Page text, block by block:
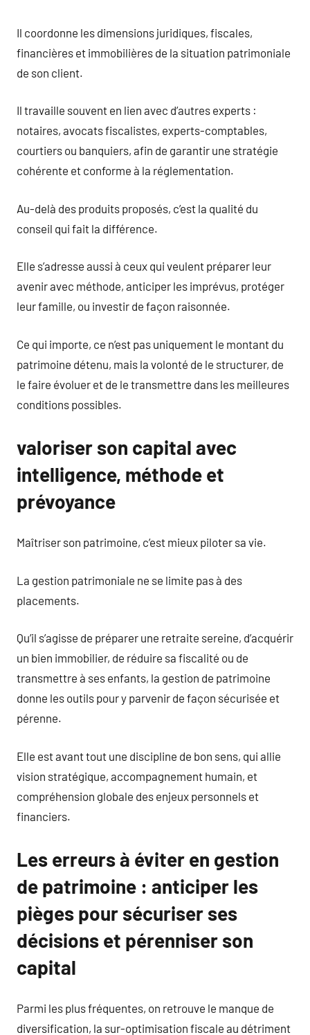
Il coordonne les dimensions juridiques, fiscales,
financières et immobilières de la situation patrimoniale
de son client.
Il travaille souvent en lien avec d’autres experts :
notaires, avocats fiscalistes, experts-comptables,
courtiers ou banquiers, afin de garantir une stratégie
cohérente et conforme à la réglementation.
Au-delà des produits proposés, c’est la qualité du
conseil qui fait la différence.
Elle s’adresse aussi à ceux qui veulent préparer leur
avenir avec méthode, anticiper les imprévus, protéger
leur famille, ou investir de façon raisonnée.
Ce qui importe, ce n’est pas uniquement le montant du
patrimoine détenu, mais la volonté de le structurer, de
le faire évoluer et de le transmettre dans les meilleures
conditions possibles.
valoriser son capital avec
intelligence, méthode et
prévoyance
Maîtriser son patrimoine, c’est mieux piloter sa vie.
La gestion patrimoniale ne se limite pas à des
placements.
Qu’il s’agisse de préparer une retraite sereine, d’acquérir
un bien immobilier, de réduire sa fiscalité ou de
transmettre à ses enfants, la gestion de patrimoine
donne les outils pour y parvenir de façon sécurisée et
pérenne.
Elle est avant tout une discipline de bon sens, qui allie
vision stratégique, accompagnement humain, et
compréhension globale des enjeux personnels et
financiers.
Les erreurs à éviter en gestion
de patrimoine : anticiper les
pièges pour sécuriser ses
décisions et pérenniser son
capital
Parmi les plus fréquentes, on retrouve le manque de
diversification, la sur-optimisation fiscale au détriment